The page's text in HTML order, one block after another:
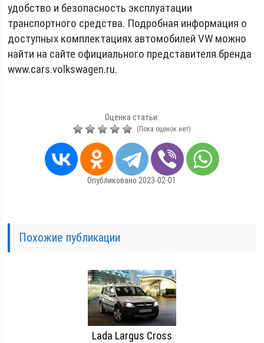
удобство и безопасность эксплуатации
транспортного средства. Подробная информация о
доступных комплектациях автомобилей VW можно
найти на сайте официального представителя бренда
www.cars.volkswagen.ru.
Оценка статьи:
(Пока оценок нет)
Опубликовано 2023-02-01
Похожие публикации
Lada Largus Cross